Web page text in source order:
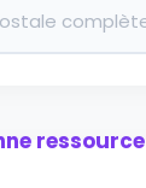
ressource